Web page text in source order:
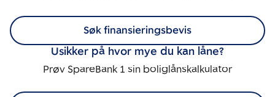
Søk finansieringsbevis
Usikker på hvor mye du kan låne?
Prøv SpareBank 1 sin boliglånskalkulator